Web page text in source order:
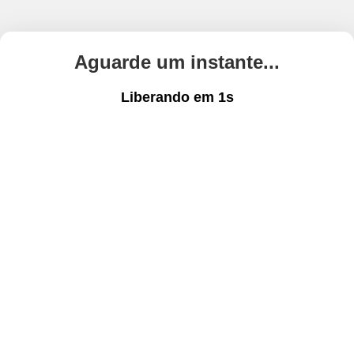
Aguarde um instante...
Liberando em 1s